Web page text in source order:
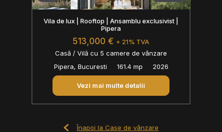
Vila de lux | Rooftop | Ansamblu exclusivist |
Pipera
513,000 € + 21% TVA
Casă / Vilă cu 5 camere de vânzare
Pipera, Bucuresti
161.4 mp 2026
Vezi mai multe detalii
Înapoi la Case de vânzare